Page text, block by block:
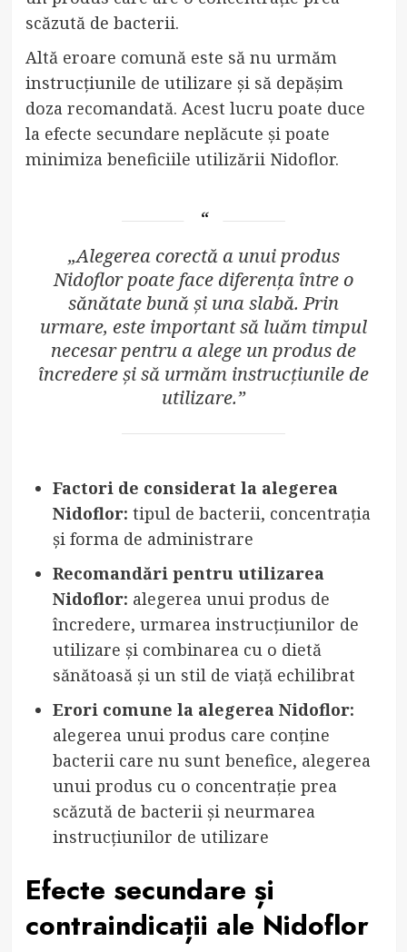
scăzută de bacterii.
Altă eroare comună este să nu urmăm
instrucțiunile de utilizare și să depășim
doza recomandată. Acest lucru poate duce
la efecte secundare neplăcute și poate
minimiza beneficiile utilizării Nidoflor.
„Alegerea corectă a unui produs
Nidoflor poate face diferența între o
sănătate bună și una slabă. Prin
urmare, este important să luăm timpul
necesar pentru a alege un produs de
încredere și să urmăm instrucțiunile de
utilizare.”
Factori de considerat la alegerea
Nidoflor: tipul de bacterii, concentrația
și forma de administrare
Recomandări pentru utilizarea
Nidoflor: alegerea unui produs de
încredere, urmarea instrucțiunilor de
utilizare și combinarea cu o dietă
sănătoasă și un stil de viață echilibrat
Erori comune la alegerea Nidoflor:
alegerea unui produs care conține
bacterii care nu sunt benefice, alegerea
unui produs cu o concentrație prea
scăzută de bacterii și neurmarea
instrucțiunilor de utilizare
Efecte secundare și
contraindicații ale Nidoflor